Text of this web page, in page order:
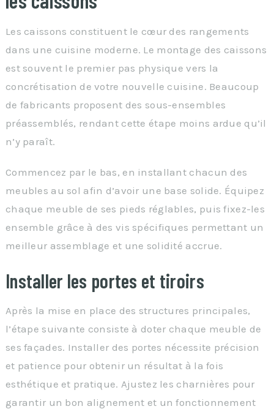
Les caissons constituent le cœur des rangements
dans une cuisine moderne. Le montage des caissons
est souvent le premier pas physique vers la
concrétisation de votre nouvelle cuisine. Beaucoup
de fabricants proposent des sous-ensembles
préassemblés, rendant cette étape moins ardue qu’il
n’y paraît.
Commencez par le bas, en installant chacun des
meubles au sol afin d’avoir une base solide. Équipez
chaque meuble de ses pieds réglables, puis fixez-les
ensemble grâce à des vis spécifiques permettant un
meilleur assemblage et une solidité accrue.
Installer les portes et tiroirs
Après la mise en place des structures principales,
l’étape suivante consiste à doter chaque meuble de
ses façades. Installer des portes nécessite précision
et patience pour obtenir un résultat à la fois
esthétique et pratique. Ajustez les charnières pour
garantir un bon alignement et un fonctionnement